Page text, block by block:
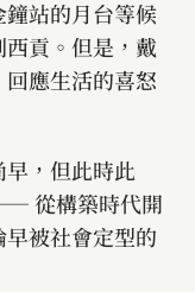
站的月台等候
貢。但是，戴
回應生活的喜怒
，但此時此
從構築時代開
被社會定型的